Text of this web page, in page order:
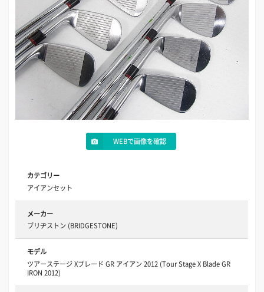
WEBで画像を確認
カテゴリー
アイアンセット
メーカー
ブリヂストン (BRIDGESTONE)
モデル
ツアーステージ Xブレード GR アイアン 2012 (Tour Stage X Blade GR
IRON 2012)